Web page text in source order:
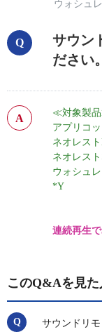
ウォシュ
サウン
ださい。
≪対象製
アプリコ
ネオレス
ネオレス
ウォシュ
*Y
連続再生で
このQ&Aを見
サウンドリ